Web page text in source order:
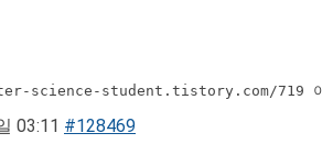
science-student.tistory.com/719 이
03:11 #128469